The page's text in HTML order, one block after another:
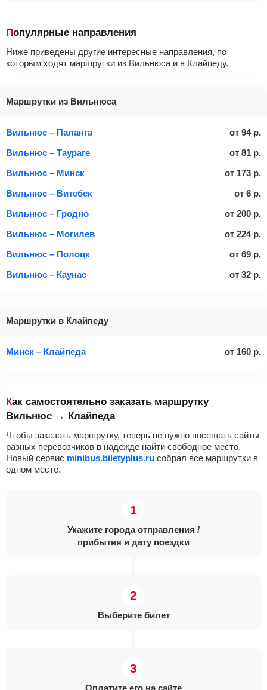
Популярные направления
Ниже приведены другие интересные направления, по
которым ходят маршрутки из Вильнюса и в Клайпеду.
Маршрутки из Вильнюса
Вильнюс – Паланга от 94 р.
Вильнюс – Таураге
от 81 р.
Вильнюс – Минск
от 173 р.
Вильнюс – Витебск
от 6 р.
Вильнюс – Гродно
от 200 р.
Вильнюс – Могилев
от 224 р.
Вильнюс – Полоцк
от 69 р.
Вильнюс – Каунас
от 32 р.
Маршрутки в Клайпеду
Минск – Клайпеда от 160 р.
Как самостоятельно заказать маршрутку
Вильнюс → Клайпеда
Чтобы заказать маршрутку, теперь не нужно посещать сайты
разных перевозчиков в надежде найти свободное место.
Новый сервис minibus.biletyplus.ru собрал все маршрутки в
одном месте.
Укажите города отправления /
прибытия и дату поездки
Выберите билет
Оплатите его на сайте